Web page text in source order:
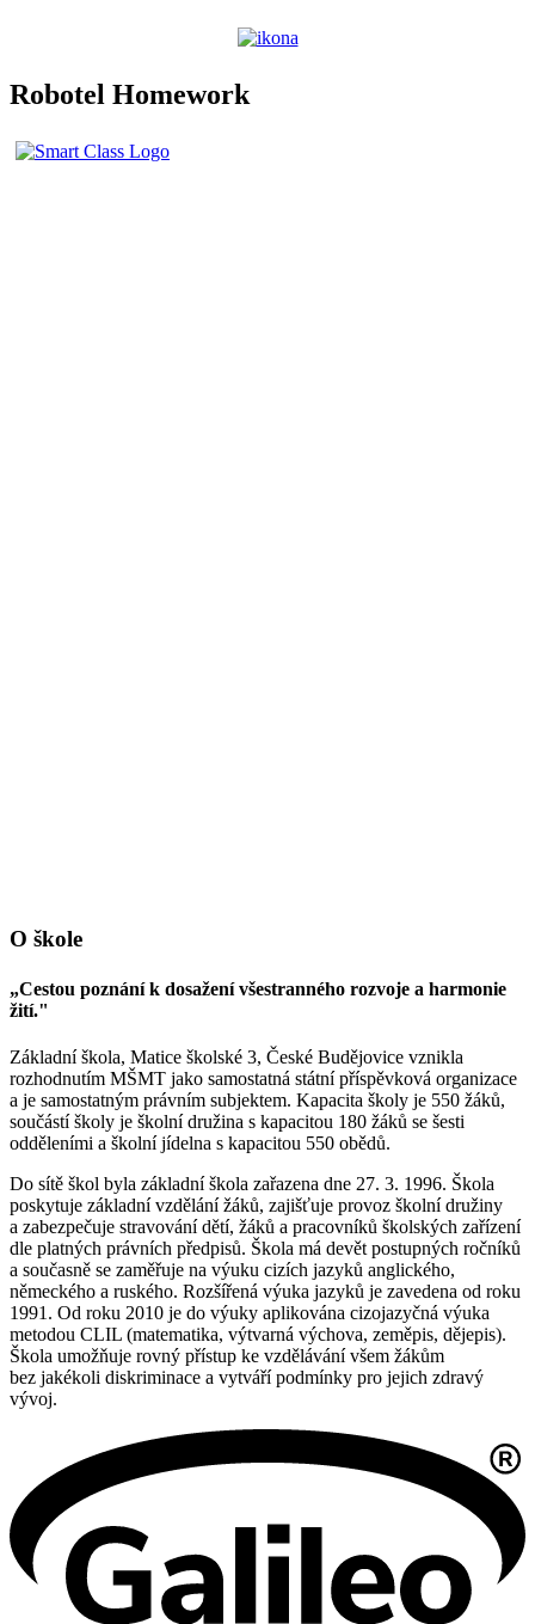
Robotel Homework
O škole
„Cestou poznání k dosažení všestranného rozvoje a harmonie
žití."
Základní škola, Matice školské 3, České Budějovice vznikla
rozhodnutím MŠMT jako samostatná státní příspěvková organizace
a je samostatným právním subjektem. Kapacita školy je 550 žáků,
součástí školy je školní družina s kapacitou 180 žáků se šesti
odděleními a školní jídelna s kapacitou 550 obědů.
Do sítě škol byla základní škola zařazena dne 27. 3. 1996. Škola
poskytuje základní vzdělání žáků, zajišťuje provoz školní družiny
a zabezpečuje stravování dětí, žáků a pracovníků školských zařízení
dle platných právních předpisů. Škola má devět postupných ročníků
a současně se zaměřuje na výuku cizích jazyků anglického,
německého a ruského. Rozšířená výuka jazyků je zavedena od roku
1991. Od roku 2010 je do výuky aplikována cizojazyčná výuka
metodou CLIL (matematika, výtvarná výchova, zeměpis, dějepis).
Škola umožňuje rovný přístup ke vzdělávání všem žákům
bez jakékoli diskriminace a vytváří podmínky pro jejich zdravý
vývoj.